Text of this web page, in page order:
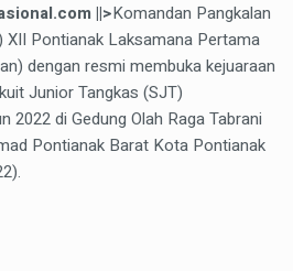
||>Komandan Pangkalan
Pontianak Laksamana Pertama
dengan resmi membuka kejuaraan
Junior Tangkas (SJT)
2022 di Gedung Olah Raga Tabrani
Pontianak Barat Kota Pontianak